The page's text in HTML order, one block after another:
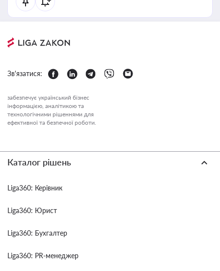
Зв'язатися:
забезпечує український бізнес
інформацією, аналітикою та
технологічними рішеннями для
ефективної та безпечної роботи.
Каталог рішень
Liga360: Керівник
Liga360: Юрист
Liga360: Бухгалтер
Liga360: PR-менеджер